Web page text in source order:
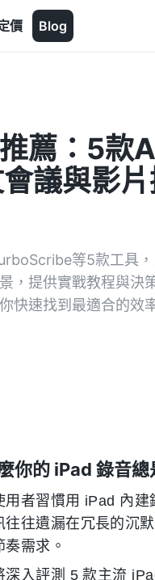
價 Blog
薦：5款
議與影
等5款工具
，提供實戰教程與決
快速找到最適合的效
你的 iPad 錄音
用者習慣用 iPad 內
往往遺漏在冗長的沉
奏需求。
深入評測 5 款主流